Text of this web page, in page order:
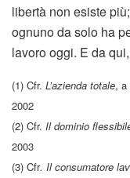
libertà non esiste
ognuno da solo ha
lavoro oggi. E da
(1) Cfr. L’azienda totale, a
2002
(2) Cfr. Il dominio
2003
(3) Cfr. Il consumatore